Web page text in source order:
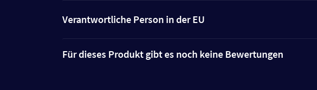
Verantwortliche Person in der EU
Für dieses Produkt gibt es noch keine Bewertungen